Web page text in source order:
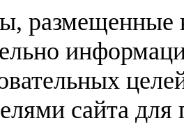
размещенные
сайта